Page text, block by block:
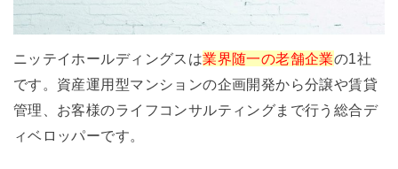
ニッテイホールディングスは業界随一の老舗企業の1社
です。資産運用型マンションの企画開発から分譲や賃貸
管理、お客様のライフコンサルティングまで行う総合デ
ィベロッパーです。